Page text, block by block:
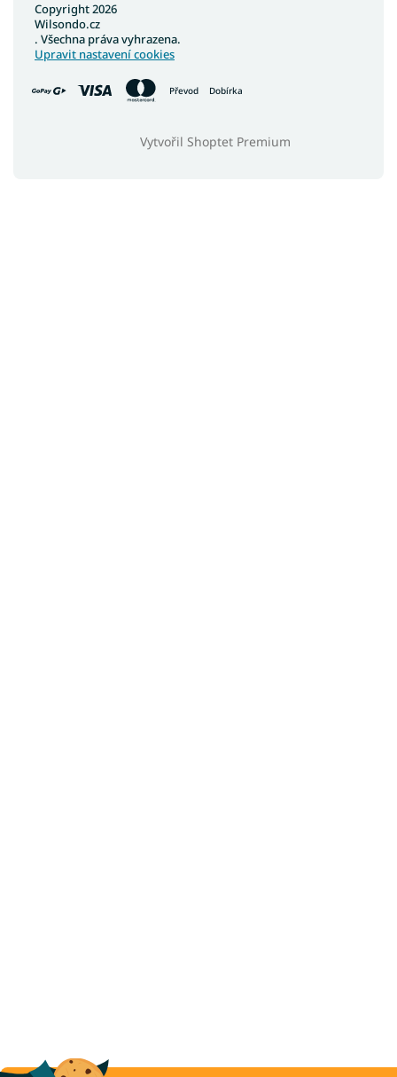
Převod Dobírka
Vytvořil Shoptet Premium
Copyright 2026
Wilsondo.cz
. Všechna práva vyhrazena.
Upravit nastavení cookies